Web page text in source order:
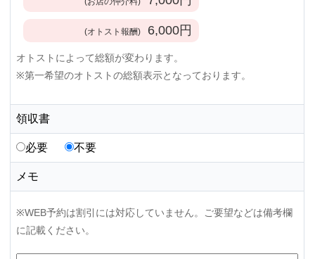
(オトスト報酬) 6,000円
オトストによって総額が変わります。
※第一希望のオトストの総額表示となっております。
領収書
必要 不要
メモ
※WEB予約は割引には対応していません。ご要望などは備考欄
に記載ください。